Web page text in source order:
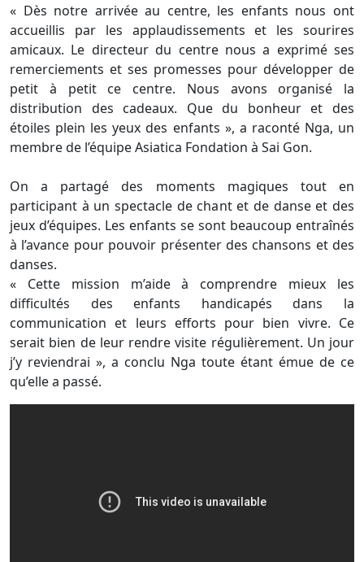
« Dès notre arrivée au centre, les enfants nous ont
accueillis par les applaudissements et les sourires
amicaux. Le directeur du centre nous a exprimé ses
remerciements et ses promesses pour développer de
petit à petit ce centre. Nous avons organisé la
distribution des cadeaux. Que du bonheur et des
étoiles plein les yeux des enfants », a raconté Nga, un
membre de l’équipe Asiatica Fondation à Sai Gon.
On a partagé des moments magiques tout en
participant à un spectacle de chant et de danse et des
jeux d’équipes. Les enfants se sont beaucoup entraînés
à l’avance pour pouvoir présenter des chansons et des
danses.
« Cette mission m’aide à comprendre mieux les
difficultés des enfants handicapés dans la
communication et leurs efforts pour bien vivre. Ce
serait bien de leur rendre visite régulièrement. Un jour
j’y reviendrai », a conclu Nga toute étant émue de ce
qu’elle a passé.